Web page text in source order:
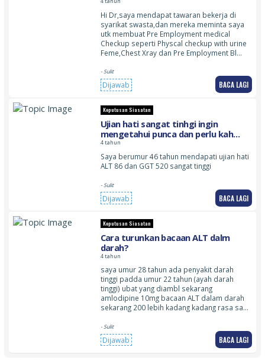
Test profile can detect hiv?
Hi Dr,saya mendapat tawaran bekerja di
syarikat swasta,dan mereka meminta saya
utk membuat Pre Employment medical
Checkup seperti Physcal checkup with urine
Feme,Chest Xray dan Pre Employment Bl…
- Sulit
Dijawab BACA LAGI
Keputusan Siasatan
Ujian hati sangat tinhgi ingin
mengetahui punca dan perlu kah
pemeriksaan dilakukan
4 tahun
Saya berumur 46 tahun mendapati ujian hati
ALT 86 dan GGT 520 sangat tinggi
- Sulit
Dijawab BACA LAGI
Keputusan Siasatan
Cara turunkan bacaan ALT dalm
darah?
4 tahun
saya umur 28 tahun ada penyakit darah
tinggi padda umur 22 tahun (ayah darah
tinggi) ubat yang diambl sekarang
amlodipine 10mg bacaan ALT dalam darah
sekarang 200 lebih kadang kadang rasa sa…
- Sulit
Dijawab BACA LAGI